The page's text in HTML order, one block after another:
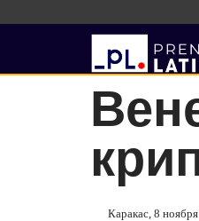
Каракас, 8